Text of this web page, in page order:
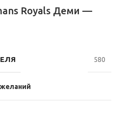
Royals Деми —
580